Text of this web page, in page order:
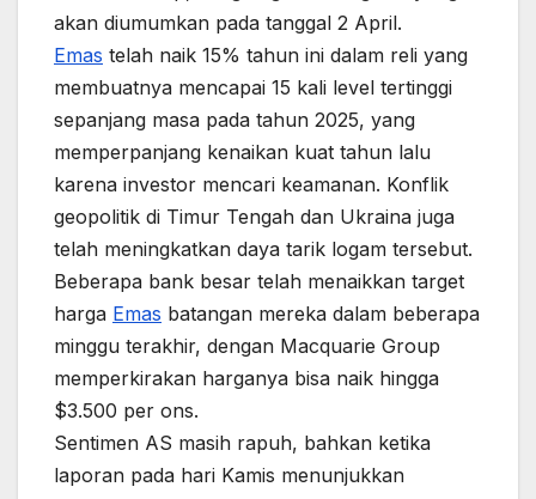
akan diumumkan pada tanggal 2 April.
Emas telah naik 15% tahun ini dalam reli yang
membuatnya mencapai 15 kali level tertinggi
sepanjang masa pada tahun 2025, yang
memperpanjang kenaikan kuat tahun lalu
karena investor mencari keamanan. Konflik
geopolitik di Timur Tengah dan Ukraina juga
telah meningkatkan daya tarik logam tersebut.
Beberapa bank besar telah menaikkan target
harga Emas batangan mereka dalam beberapa
minggu terakhir, dengan Macquarie Group
memperkirakan harganya bisa naik hingga
$3.500 per ons.
Sentimen AS masih rapuh, bahkan ketika
laporan pada hari Kamis menunjukkan